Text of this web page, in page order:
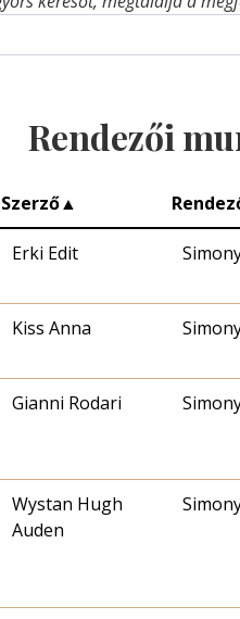
Rendezői
Szerző▲
Erki Edit
Kiss Anna
Gianni Rodari
Wystan Hugh
Auden